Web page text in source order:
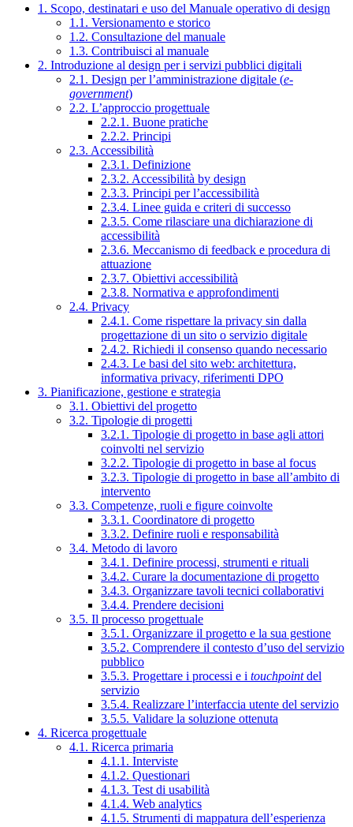
1. Scopo, destinatari e uso del Manuale operativo di design
1.1. Versionamento e storico
1.2. Consultazione del manuale
1.3. Contribuisci al manuale
2. Introduzione al design per i servizi pubblici digitali
2.1. Design per l’amministrazione digitale (e-
government)
2.2. L’approccio progettuale
2.2.1. Buone pratiche
2.2.2. Principi
2.3. Accessibilità
2.3.1. Definizione
2.3.2. Accessibilità by design
2.3.3. Principi per l’accessibilità
2.3.4. Linee guida e criteri di successo
2.3.5. Come rilasciare una dichiarazione di
accessibilità
2.3.6. Meccanismo di feedback e procedura di
attuazione
2.3.7. Obiettivi accessibilità
2.3.8. Normativa e approfondimenti
2.4. Privacy
2.4.1. Come rispettare la privacy sin dalla
progettazione di un sito o servizio digitale
2.4.2. Richiedi il consenso quando necessario
2.4.3. Le basi del sito web: architettura,
informativa privacy, riferimenti DPO
3. Pianificazione, gestione e strategia
3.1. Obiettivi del progetto
3.2. Tipologie di progetti
3.2.1. Tipologie di progetto in base agli attori
coinvolti nel servizio
3.2.2. Tipologie di progetto in base al focus
3.2.3. Tipologie di progetto in base all’ambito di
intervento
3.3. Competenze, ruoli e figure coinvolte
3.3.1. Coordinatore di progetto
3.3.2. Definire ruoli e responsabilità
3.4. Metodo di lavoro
3.4.1. Definire processi, strumenti e rituali
3.4.2. Curare la documentazione di progetto
3.4.3. Organizzare tavoli tecnici collaborativi
3.4.4. Prendere decisioni
3.5. Il processo progettuale
3.5.1. Organizzare il progetto e la sua gestione
3.5.2. Comprendere il contesto d’uso del servizio
pubblico
3.5.3. Progettare i processi e i touchpointdel
servizio
3.5.4. Realizzare l’interfaccia utente del servizio
3.5.5. Validare la soluzione ottenuta
4. Ricerca progettuale
4.1. Ricerca primaria
4.1.1. Interviste
4.1.2. Questionari
4.1.3. Test di usabilità
4.1.4. Web analytics
4.1.5. Strumenti di mappatura dell’esperienza